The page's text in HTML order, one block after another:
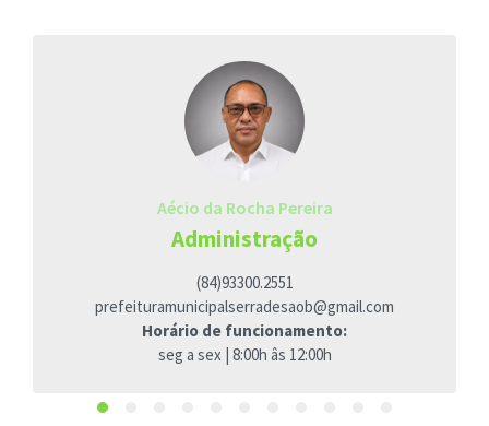
Aécio da Rocha Pereira
Administração
(84)93300.2551
prefeituramunicipalserradesaob@gmail.com
Horário de funcionamento:
seg a sex | 8:00h âs 12:00h